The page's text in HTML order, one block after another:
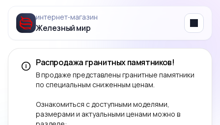
интернет‑магазин
Железный мир Menu
Распродажа гранитных памятников!
В продаже представлены гранитные памятники
по специальным сниженным ценам.
Ознакомиться с доступными моделями,
размерами и актуальными ценами можно в